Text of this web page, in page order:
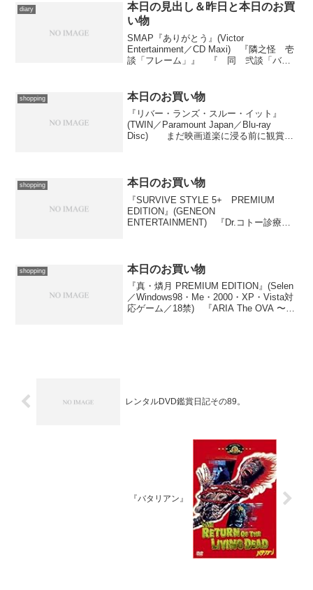
diary
本日の見出し＆昨日と本日のお買
い物
SMAP『ありがとう』(Victor
Entertainment／CD Maxi) 『隣之怪 壱
談「フレーム」』 『 同 弐談「バッ
ション...
shopping 本日のお買い物
『リバー・ランズ・スルー・イット』
(TWIN／Paramount Japan／Blu-ray
Disc) まだ映画道楽に浸る前に観賞
shopping 本日のお買い物
『SURVIVE STYLE 5+ PREMIUM
EDITION』(GENEON
ENTERTAINMENT) 『Dr.コトー診療所
shopping 本日のお買い物
『真・燐月 PREMIUM EDITION』(Selen
／Windows98・Me・2000・XP・Vista対
応ゲーム／18禁) 『ARIA The OVA 〜
レンタルDVD鑑賞日記その89。
『バタリアン』